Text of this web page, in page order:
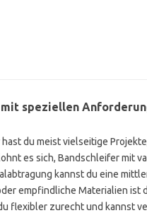
speziellen
du meist vielseitige
es sich, Bandschleifer mit
kannst du eine
empfindliche Materialien ist
flexibler zurecht und kannst